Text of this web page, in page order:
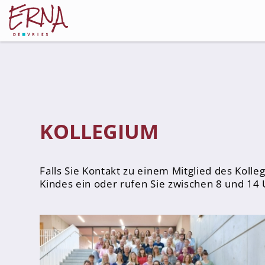
Kollegium
Lehrer*innen
Referendar*innen
Schüler*innen
Schüler*innenvertretung
KOLLEGIUM
Falls Sie Kontakt zu einem Mitglied des
Kindes ein oder rufen Sie zwischen 8 und